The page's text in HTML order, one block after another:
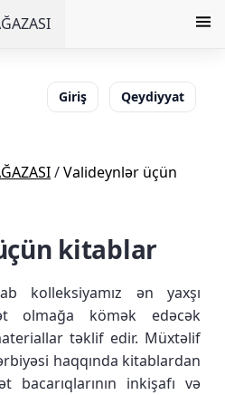
Giriş Qeydiyyat
/Valideynlər üçün
kitablar
kolleksiyamız ən yaxşı
olmağa kömək edəcək
təklif edir. Müxtəlif
haqqında kitablardan
bacarıqlarının inkişafı və